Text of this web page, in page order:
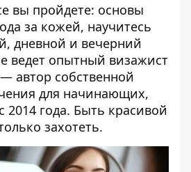
вы пройдете: основы
за кожей, научитесь
дневной и вечерний
ведет опытный визажист
автор собственной
для начинающих,
года. Быть красивой
захотеть.